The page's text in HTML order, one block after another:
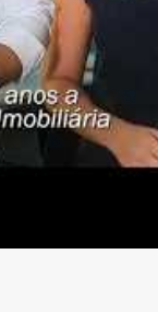
Camboriú